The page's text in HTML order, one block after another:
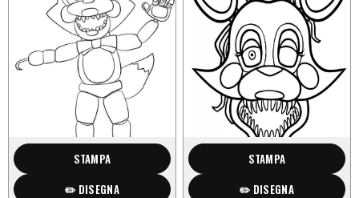
STAMPA
✏️ DISEGNA
STAMPA
✏️ DISEGNA